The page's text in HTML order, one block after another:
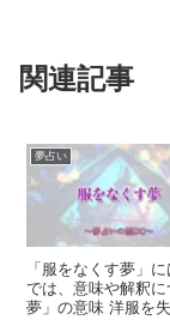
関連記事
夢占い
「服をなくす夢」
では、意味や解釈
夢」の意味 洋服を